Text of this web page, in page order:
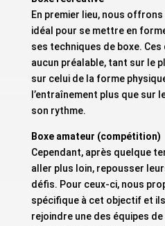
En premier lieu, nous
idéal pour se mettre en
ses techniques de boxe.
aucun préalable, tant sur le
sur celui de la forme
l’entraînement plus que sur
son rythme.
Boxe amateur (compétition)
Cependant, après quelque
aller plus loin, repousser
défis. Pour ceux-ci, nous
spécifique à cet objectif et
rejoindre une des équipes